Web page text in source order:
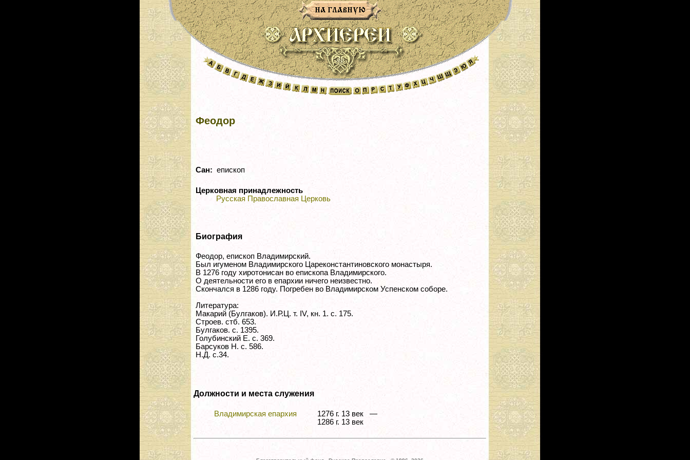
Феодор
Сан: епископ
Церковная принадлежность
Русская Православная Церковь
Биография
Феодор, епископ Владимирский.
Был игуменом Владимирского Цареконстантиновского монастыря.
В 1276 году хиротонисан во епископа Владимирского.
О деятельности его в епархии ничего неизвестно.
Скончался в 1286 году. Погребен во Владимирском Успенском соборе.
Литература:
Макарий (Булгаков). И.Р.Ц. т. IV, кн. 1. с. 175.
Строев. стб. 653.
Булгаков. с. 1395.
Голубинский Е. с. 369.
Барсуков Н. с. 586.
Н.Д. с.34.
Должности и места служения
Владимирская епархия
1276 г. 13 век —
1286 г. 13 век